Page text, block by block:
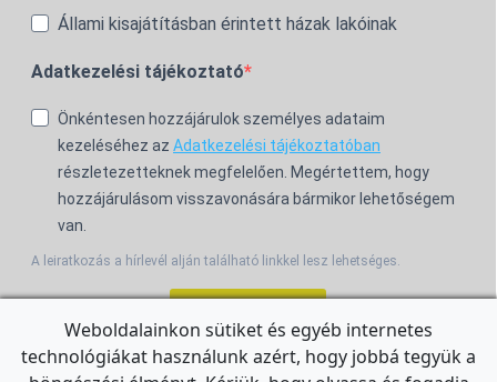
Állami kisajátításban érintett házak lakóinak
Adatkezelési tájékoztató
Önkéntesen hozzájárulok személyes adataim
kezeléséhez az Adatkezelési tájékoztatóban
részletezetteknek megfelelően. Megértettem, hogy
hozzájárulásom visszavonására bármikor lehetőségem
van.
A leiratkozás a hírlevél alján található linkkel lesz lehetséges.
For the English Newsletter, clickHERE.
Weboldalainkon sütiket és egyéb internetes
technológiákat használunk azért, hogy jobbá tegyük a